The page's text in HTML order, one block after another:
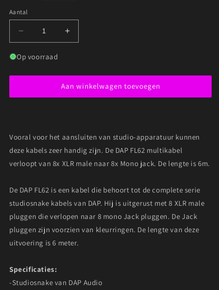
Aantal
Aantal
verlagen
voor
FL62
XLR
MONO
JACK
6
METER
Aantal
verhogen
FL62
8X
XLR
MONO
JACK
METER
Op voorraad
Aan winkelwagen toevoegen
Vooral voor het aansluiten van studio-apparatuur kunnen
deze kabels zeer handig zijn. De DAP FL62 multikabel
verloopt van 8x XLR male naar 8x Mono jack. De lengte is 6m.
De DAP FL62 is een kabel die behoort tot de complete serie
studiosnake kabels van DAP. Hij is uitgerust met 8 XLR male
pluggen die verlopen naar 8 mono Jack pluggen. De Jack
pluggen zijn voorzien van kleurringen. De lengte van deze
uitvoering is 6 meter.
Specificaties:
-Studiosnake van DAP Audio